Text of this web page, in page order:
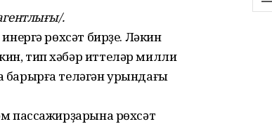
.
рөхсәт бирҙе. Ләкин
тип хәбәр иттеләр милли
барырға теләгән урындағы
пассажирҙарына рөхсәт